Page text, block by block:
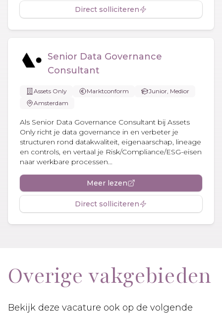
Direct solliciteren
Senior Data Governance
Consultant
Assets Only Marktconform
Junior, Medior
Amsterdam
Als Senior Data Governance Consultant bij Assets
Only richt je data governance in en verbeter je
structuren rond datakwaliteit, eigenaarschap, lineage
en controls, en vertaal je Risk/Compliance/ESG-eisen
naar werkbare processen...
Meer lezen
Direct solliciteren
Overige vakgebieden
Bekijk deze vacature ook op de volgende